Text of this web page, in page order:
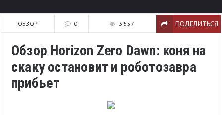
ОБЗОР 0 3 557 ПОДЕЛИТЬСЯ
Обзор Horizon Zero Dawn: коня на
скаку остановит и роботозавра
прибьет